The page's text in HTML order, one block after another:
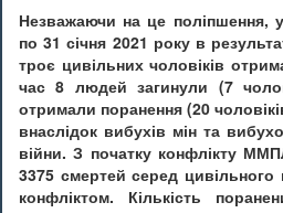
Незважаючи на це поліпшення,
по 31 січня 2021 року в
троє цивільних чоловіків
час 8 людей загинули (7
отримали поранення (20
внаслідок вибухів мін та
війни. З початку конфлікту
3375 смертей серед цивільного
конфліктом. Кількість